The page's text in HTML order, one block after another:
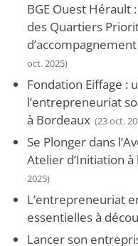
BGE Ouest
des Quartiers
oct. 2025)
Fondation Eiffage :
l’entrepreneuriat
à Bordeaux (23 oct.
Se Plonger dans
Atelier d’Initiation à
2025)
L’entrepreneuriat
essentielles à
Lancer son